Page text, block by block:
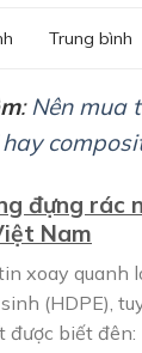
Trung bình
:Nên mua
đựng rác
Nam
xoay quanh
(HDPE),
được biết đên: